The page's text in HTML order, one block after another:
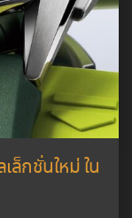
ล็กชั่นใหม่ ใน